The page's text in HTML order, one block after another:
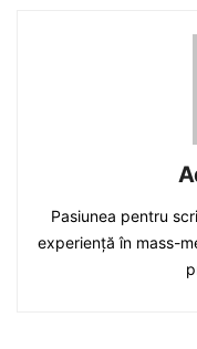
Pasiunea pentru
experiență în mass-